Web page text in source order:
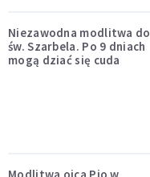
Niezawodna modlitwa do
św. Szarbela. Po 9 dniach
mogą dziać się cuda